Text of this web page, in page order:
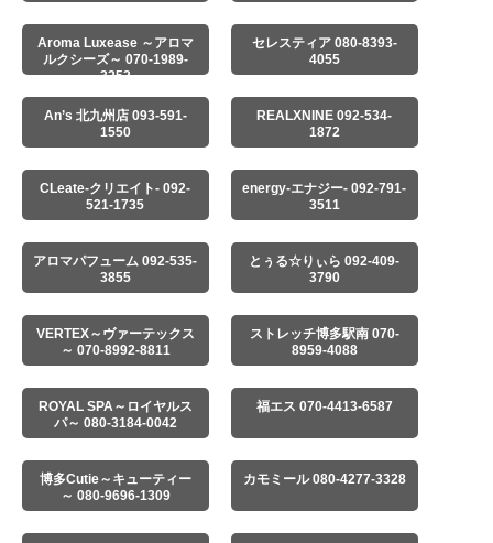
Aroma Luxease ～アロマ
ルクシーズ～ 070-1989-
3252
セレスティア 080-8393-
4055
An’s 北九州店 093-591-
1550
REALXNINE 092-534-
1872
CLeate-クリエイト- 092-
521-1735
energy-エナジー- 092-791-
3511
アロマパフューム 092-535-
3855
とぅる☆りぃら 092-409-
3790
VERTEX～ヴァーテックス
～ 070-8992-8811
ストレッチ博多駅南 070-
8959-4088
ROYAL SPA～ロイヤルス
パ～ 080-3184-0042
福エス 070-4413-6587
博多Cutie～キューティー
～ 080-9696-1309
カモミール 080-4277-3328